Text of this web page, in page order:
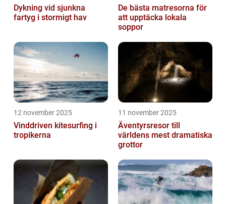
Dykning vid sjunkna
fartyg i stormigt hav
De bästa matresorna för
att upptäcka lokala
soppor
12 november 2025
Vinddriven kitesurfing i
tropikerna
11 november 2025
Äventyrsresor till
världens mest dramatiska
grottor